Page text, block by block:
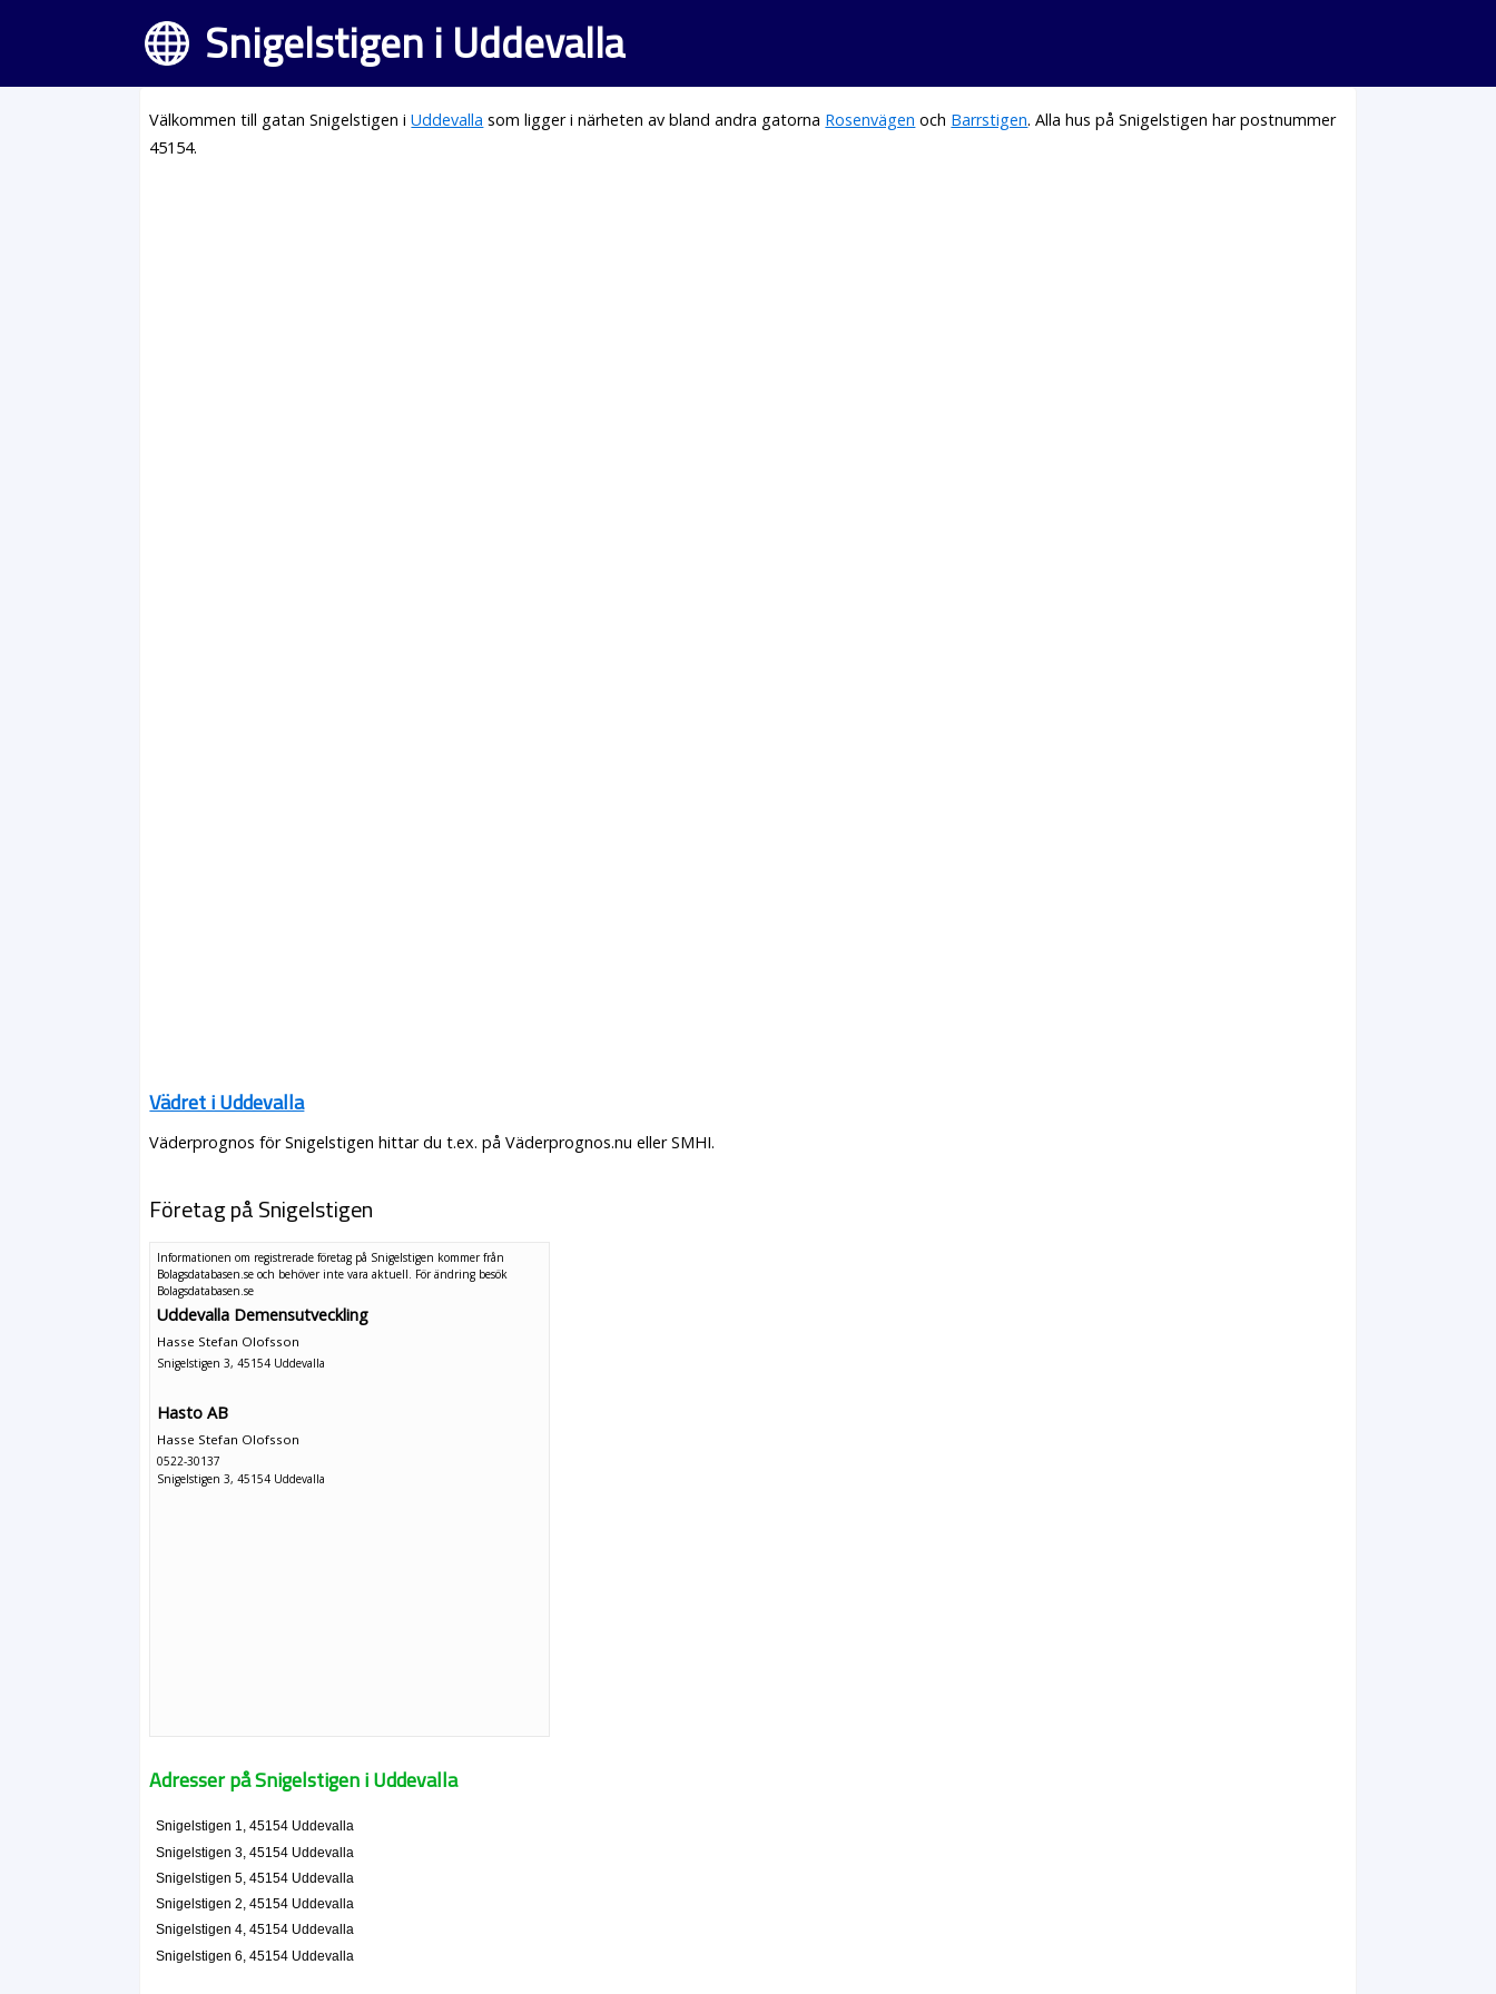
Snigelstigen i Uddevalla
Välkommen till gatan Snigelstigen iUddevalla som ligger i närheten av bland andra gatorna Rosenvägen och Barrstigen. Alla hus på Snigelstigen har postnummer
45154.
Vädret i Uddevalla
Väderprognos för Snigelstigen hittar du t.ex. på Väderprognos.nu eller SMHI.
Företag på Snigelstigen
Informationen om registrerade företag på Snigelstigen kommer från
Bolagsdatabasen.se och behöver inte vara aktuell. För ändring besök
Bolagsdatabasen.se
Uddevalla Demensutveckling
Hasse Stefan Olofsson
Snigelstigen 3, 45154 Uddevalla
Hasto AB
Hasse Stefan Olofsson
0522-30137
Snigelstigen 3, 45154 Uddevalla
Adresser på Snigelstigen i Uddevalla
Snigelstigen 1, 45154 Uddevalla
Snigelstigen 3, 45154 Uddevalla
Snigelstigen 5, 45154 Uddevalla
Snigelstigen 2, 45154 Uddevalla
Snigelstigen 4, 45154 Uddevalla
Snigelstigen 6, 45154 Uddevalla